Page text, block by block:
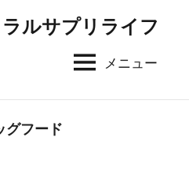
ルサプリライフ
メニュー
グフード